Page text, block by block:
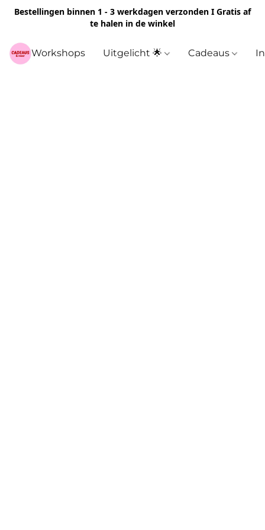
Bestellingen binnen 1 - 3 werkdagen verzonden I Gratis af
te halen in de winkel
Workshops Uitgelicht 🌟 Cadeaus